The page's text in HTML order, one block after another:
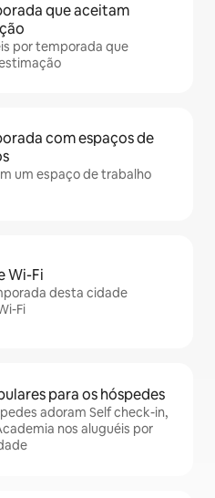
que aceitam
por temporada que
com espaços de
um espaço de trabalho
Wi-Fi
desta cidade
Fi
para os hóspedes
adoram Self check-in,
nos aluguéis por